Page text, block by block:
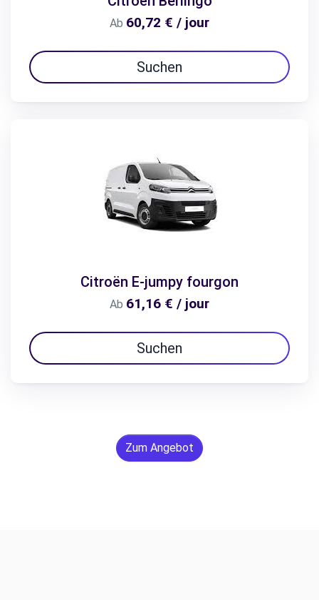
Ab 60,72 € / jour
Suchen
Citroën E-jumpy fourgon
Ab 61,16 € / jour
Suchen
Zum Angebot